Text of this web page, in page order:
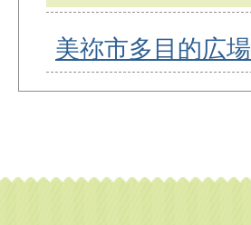
美祢市多目的広場